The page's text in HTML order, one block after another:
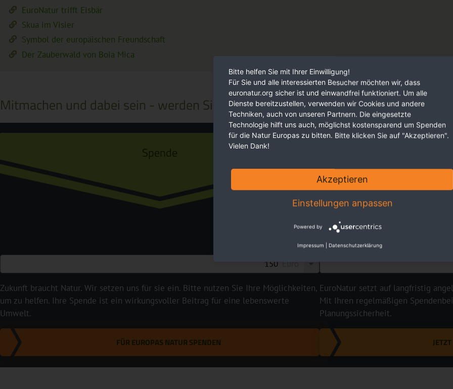
EuroNatur trifft Eisbär
Skua im Visier
Symbol der europäischen Freundschaft
Der Zauberwald von Boia Mica
Mitmachen und dabei sein - werden Sie aktiv
Spende
Euro
Zukunft braucht Natur. Wir setzen uns für sie ein. Bitte nutzen Sie Ihre Möglichkeiten,
um zu helfen. Ihre Spende ist ein wirkungsvoller Beitrag für eine lebenswerte
Umwelt.
FÜR EUROPAS NATUR SPENDEN
EuroNatur setzt auf langfristig
Mit Ihren regelmäßigen
Planungssicherheit.
Bitte helfen Sie mit Ihrer Einwilligung!
Für Sie und alle interessierten Besucher möchten wir, dass
euronatur.org sicher ist und einwandfrei funktioniert. Um alle
Dienste bereitzustellen, verwenden wir Cookies und andere
Techniken, auch von unseren Partnern. Die eingesetzte
Technologie hilft uns auch, möglichst kostensparend um Spenden
für die Natur Europas zu bitten. Bitte klicken Sie auf "Akzeptieren".
Vielen Dank!
Akzeptieren
Einstellungen anpassen
Powered by
Impressum Datenschutzerklärung